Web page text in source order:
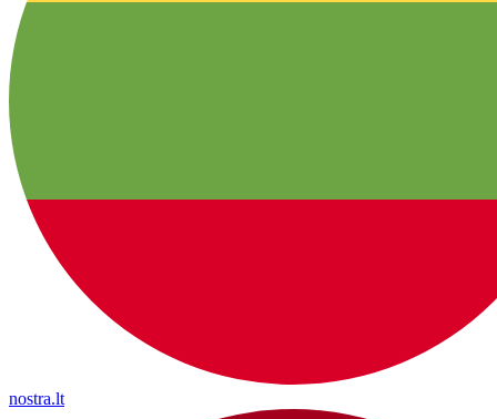
nostra.lt